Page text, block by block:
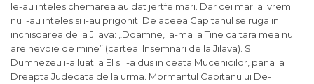
le-au inteles chemarea au dat jertfe mari. Dar cei mari ai vremii
nu i-au inteles si i-au prigonit. De aceea Capitanul se ruga in
inchisoarea de la Jilava: „Doamne, ia-ma la Tine ca tara mea nu
are nevoie de mine” (cartea: Insemnari de la Jilava). Si
Dumnezeu i-a luat la El si i-a dus in ceata Mucenicilor, pana la
Dreapta Judecata de la urma. Mormantul Capitanului De-